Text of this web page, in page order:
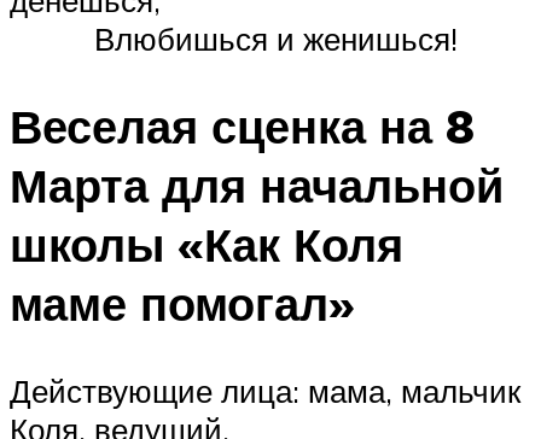
Влюбишься и женишься!
Веселая сценка на 8
Марта для начальной
школы «Как Коля
маме помогал»
Действующие лица: мама, мальчик
Коля, ведущий.